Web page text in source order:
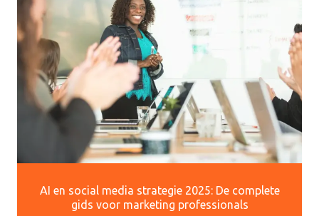
AI en social media strategie 2025: De complete
gids voor marketing professionals